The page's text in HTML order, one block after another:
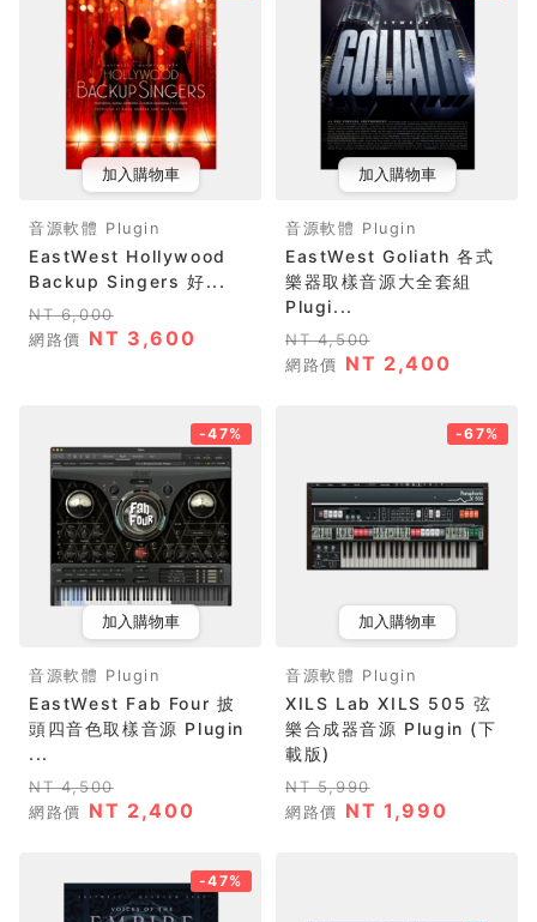
加入購物車
音源軟體 Plugin
EastWest Hollywood
Backup Singers 好...
NT 6,000
網路價 NT 3,600
加入購物車
音源軟體 Plugin
EastWest Goliath 各式
樂器取樣音源大全套組
Plugi...
NT 4,500
網路價 NT 2,400
-47%
加入購物車
音源軟體 Plugin
EastWest Fab Four 披
頭四音色取樣音源 Plugin
...
NT 4,500
網路價 NT 2,400
-67%
加入購物車
音源軟體 Plugin
XILS Lab XILS 505 弦
樂合成器音源 Plugin (下
載版)
NT 5,990
網路價 NT 1,990
-47%